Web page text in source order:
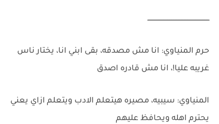
ـــــــــــــــــــــــــــــــــــــــــــــــــــــــــــــــ
حرم المنياوي: انا مش مصدقه، بقى ابني انا، يختار ناس
غريبه عليا!، انا مش قادره اصدق
المنياوي: سيبيه، مصيره هيتعلم الادب ويتعلم ازاي يعني
يحترم اهله ويحافظ عليهم